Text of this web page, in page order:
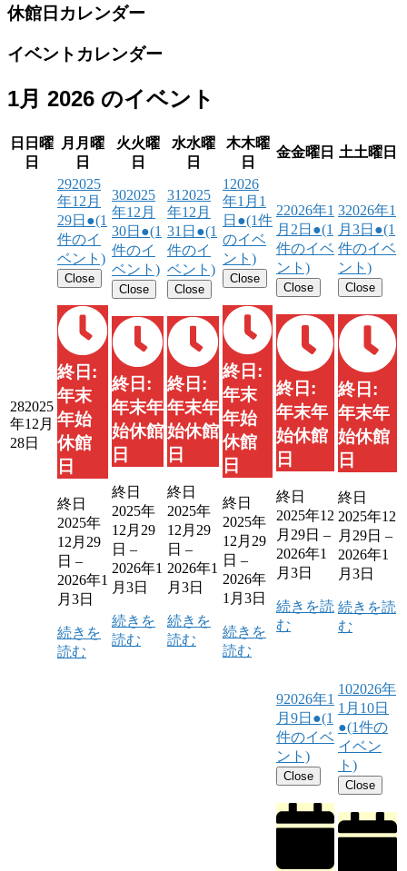
休館日カレンダー
イベントカレンダー
1月 2026 のイベント
日 日曜
日
月 月曜
日
火火曜
日
水水曜
日
木木曜
日
金金曜日 土土曜日
282025
年12月
28日
292025
年12月
29日 ●(1
件のイ
ベント)
Close
終日:
年末
年始
休館
日
終日
2025年
12月29
日 –
2026年1
月3日
続きを
読む
302025
年12月
30日 ●(1
件のイ
ベント)
Close
終日:
年末年
始休館
日
終日
2025年
12月29
日 –
2026年1
月3日
続きを
読む
31 2025
年12月
31日 ●(1
件のイ
ベント)
Close
終日:
年末年
始休館
日
終日
2025年
12月29
日 –
2026年1
月3日
続きを
読む
1 2026
年1月1
日 ●(1件
のイベ
ント)
Close
終日:
年末
年始
休館
日
終日
2025年
12月29
日 –
2026年
1月3日
続きを
読む
22026年1
月2日 ●(1
件のイベ
ント)
Close
終日:
年末年
始休館
日
終日
2025年12
月29日 –
2026年1
月3日
続きを読
む
32026年1
月3日 ●(1
件のイベ
ント)
Close
終日:
年末年
始休館
日
終日
2025年12
月29日 –
2026年1
月3日
続きを読
む
92026年1
月9日 ●(1
件のイベ
ント)
Close
102026年
1月10日
●(1件の
イベン
ト)
Close